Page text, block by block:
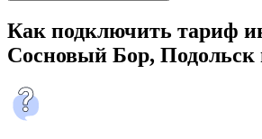
Как подключить тариф
Сосновый Бор, Подольск